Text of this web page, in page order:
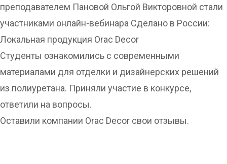
преподавателем Пановой Ольгой Викторовной стали
участниками онлайн-вебинара Сделано в России:
Локальная продукция Orac Decor
Студенты ознакомились с современными
материалами для отделки и дизайнерских решений
из полиуретана. Приняли участие в конкурсе,
ответили на вопросы.
Оставили компании Orac Decor свои отзывы.